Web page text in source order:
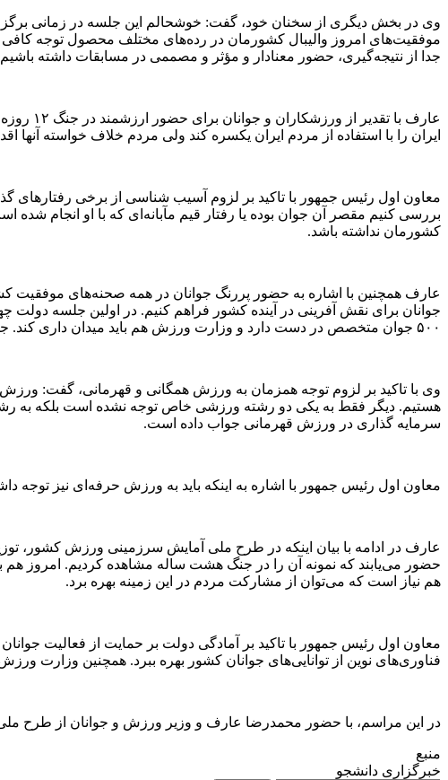
وی در بخش دیگری از سخنان خود، گفت: خوشحالم این جلسه در زمانی
موفقیت‌های امروز والیبال کشورمان در رده‌های مختلف محصول توجه کافی
جدا از نتیجه‌گیری، حضور معنادار و مؤثر و مصممی در مسابقات داشته
عارف
ایران را با استفاده از مردم ایران یکسره کند ولی مردم خلاف خواسته آنها
معاون اول رئیس جمهور با تاکید بر لزوم آسیب شناسی از برخی رفتار‌های
بررسی کنیم مقصر آن جوان بوده یا رفتار قیم مآبانه‌ای که با او انجام
کشورمان نداشته باشد.
عارف همچنین با اشاره به حضور پررنگ جوانان در همه صحنه‌های موفقیت
جوانان برای نقش آفرینی در آینده کشور فراهم کنیم. در اولین جلسه
۵۰۰ جوان متخصص در دست دارد و وزارت ورزش هم باید میدان داری کند. جوانان ما استعداد و توانایی‌ها، هوش و انگیزه زیادی دارند و باید برای آنها زمینه سازی کرد تا برای آینده کشور تربیت شوند.
وی با تاکید بر لزوم توجه همزمان به ورزش همگانی و قهرمانی، گفت:
هستیم. دیگر فقط به یکی دو رشته ورزشی خاص توجه نشده است بلکه به
سرمایه گذاری در ورزش قهرمانی جواب داده است.
معاون اول رئیس جمهور با اشاره به اینکه باید به ورزش حرفه‌ای نیز توجه
عارف در ادامه با بیان اینکه در طرح ملی آمایش سرزمینی ورزش کشور،
حضور می‌یابند که نمونه آن را در جنگ هشت ساله مشاهده کردیم. امروز هم
هم نیاز است که می‌توان از مشارکت مردم در این زمینه بهره برد.
معاون اول رئیس جمهور با تاکید بر آمادگی دولت بر حمایت از فعالیت
فناوری‌های نوین از توانایی‌های جوانان کشور بهره ببرد. همچنین وزارت
در این مراسم، با حضور محمدرضا عارف و وزیر ورزش و جوانان از طرح
منبع
خبرگزاری دانشجو